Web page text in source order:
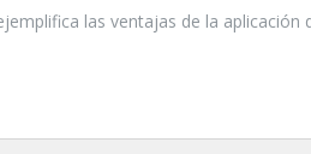
las ventajas de la aplicación